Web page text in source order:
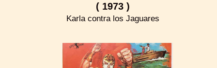
( 1973 )
Karla contra los Jaguares